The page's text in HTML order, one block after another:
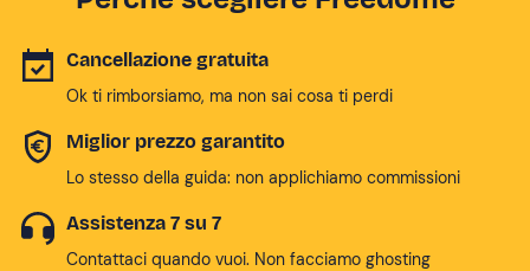
Cancellazione gratuita
Ok ti rimborsiamo, ma non sai cosa ti perdi
Miglior prezzo garantito
Lo stesso della guida: non applichiamo commissioni
Assistenza 7 su 7
Contattaci quando vuoi. Non facciamo ghosting